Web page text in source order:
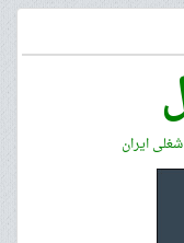
ایران